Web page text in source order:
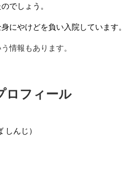
でしょう。
にやけどを負い入院しています。
情報もあります。
ロフィール
しんじ）